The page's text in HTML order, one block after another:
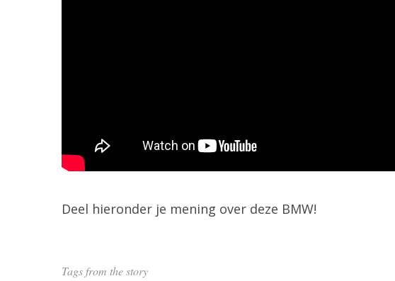
Deel hieronder je mening over deze BMW!
Tags from the story